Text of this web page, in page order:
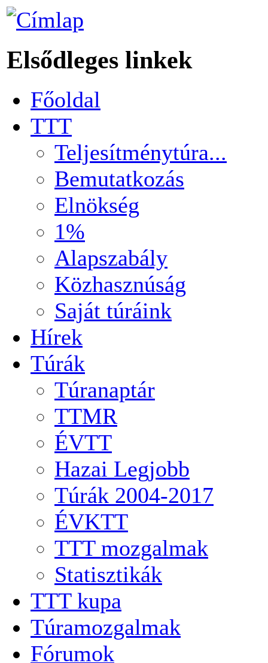
Elsődleges linkek
Főoldal
TTT
Teljesítménytúra...
Bemutatkozás
Elnökség
1%
Alapszabály
Közhasznúság
Saját túráink
Hírek
Túrák
Túranaptár
TTMR
ÉVTT
Hazai Legjobb
Túrák 2004-2017
ÉVKTT
TTT mozgalmak
Statisztikák
TTT kupa
Túramozgalmak
Fórumok